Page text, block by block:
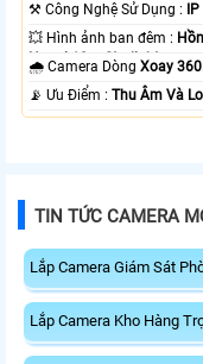
⚒ Công Nghệ Sử Dụng :
💥 Hình ảnh ban đêm :
Ngoại 10m Starlight.
🌧️ Camera DòngXoay
️📡 Ưu Điểm :Thu Âm Và
TIN TỨC CAMERA
Lắp Camera Giám Sát
Lắp Camera Kho Hàng